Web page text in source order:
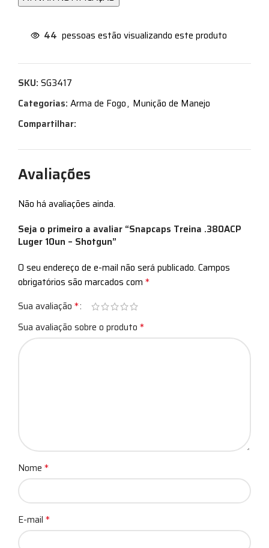
44 pessoas estão visualizando este produto
SKU: SG3417
Categorias: Arma de Fogo, Munição de Manejo
Compartilhar:
Avaliações
Não há avaliações ainda.
Seja o primeiro a avaliar “Snapcaps Treina .380ACP
Luger 10un – Shotgun”
O seu endereço de e-mail não será publicado. Campos
obrigatórios são marcados com *
Sua avaliação *
Sua avaliação sobre o produto *
Nome *
E-mail *